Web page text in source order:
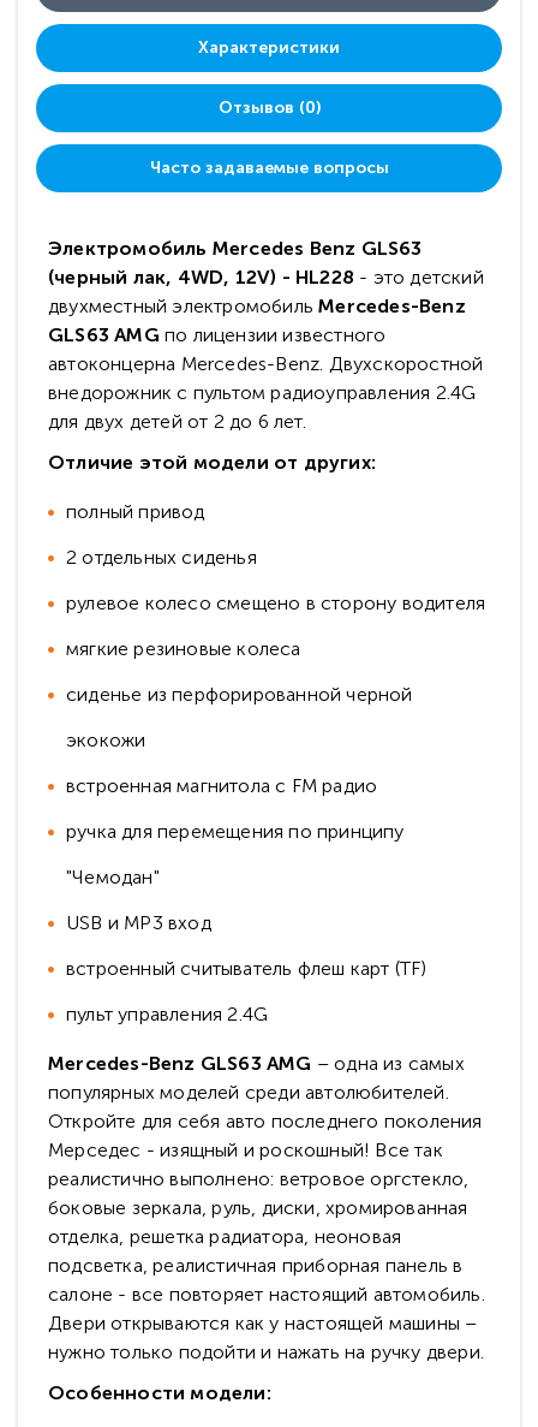
Характеристики
Отзывов (0)
Часто задаваемые вопросы
Электромобиль Mercedes Benz GLS63
(черный лак, 4WD, 12V) - HL228 - это детский
двухместный электромобильMercedes-Benz
GLS63 AMG по лицензии известного
автоконцерна Mercedes-Benz. Двухскоростной
внедорожник с пультом радиоуправления 2.4G
для двух детей от 2 до 6 лет.
Отличие этой модели от других:
полный привод
2 отдельных сиденья
рулевое колесо смещено в сторону водителя
мягкие резиновые колеса
сиденье из перфорированной черной
экокожи
встроенная магнитола с FM радио
ручка для перемещения по принципу
"Чемодан"
USB и MP3 вход
встроенный считыватель флеш карт (TF)
пульт управления 2.4G
Mercedes-Benz GLS63 AMG – одна из самых
популярных моделей среди автолюбителей.
Откройте для себя авто последнего поколения
Мерседес - изящный и роскошный! Все так
реалистично выполнено: ветровое оргстекло,
боковые зеркала, руль, диски, хромированная
отделка, решетка радиатора, неоновая
подсветка, реалистичная приборная панель в
салоне - все повторяет настоящий автомобиль.
Двери открываются как у настоящей машины –
нужно только подойти и нажать на ручку двери.
Особенности модели: